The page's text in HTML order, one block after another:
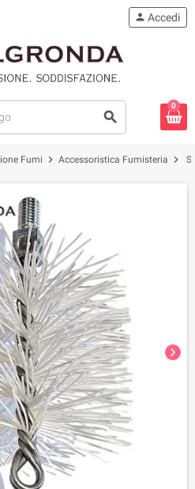
search
person Accedi
0
Fumi chevron_right Accessoristica Fumisteria chevron_right
chevron_right